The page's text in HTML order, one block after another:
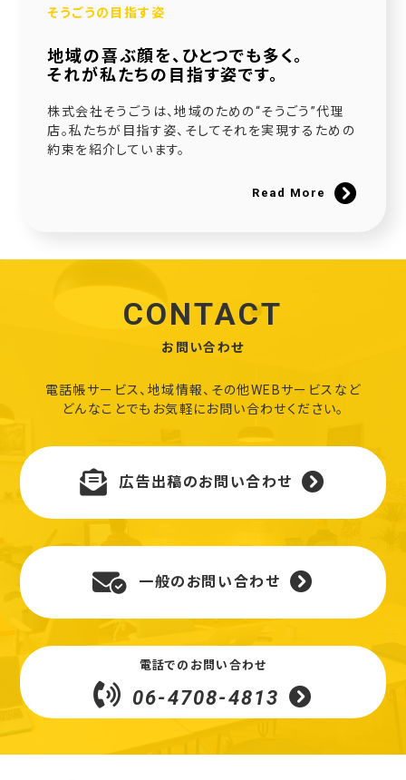
そうごうの目指す姿
地域の喜ぶ顔を、ひとつでも多く。
それが私たちの目指す姿です。
株式会社そうごうは、地域のための“そうごう”代理
店。私たちが目指す姿、そしてそれを実現するための
約束を紹介しています。
Read More
CONTACT
お問い合わせ
電話帳サービス、地域情報、その他WEBサービスなど
どんなことでもお気軽にお問い合わせください。
広告出稿のお問い合わせ
一般のお問い合わせ
電話でのお問い合わせ
06-4708-4813